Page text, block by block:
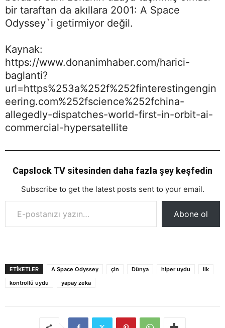
bir taraftan da akıllara 2001: A Space
Odyssey`i getirmiyor değil.
Kaynak:
https://www.donanimhaber.com/harici-
baglanti?
url=https%253a%252f%252finterestingengin
eering.com%252fscience%252fchina-
allegedly-dispatches-world-first-in-orbit-ai-
commercial-hypersatellite
Capslock TV sitesinden daha fazla şey keşfedin
Subscribe to get the latest posts sent to your email.
E-postanızı yazın…
Abone ol
ETIKETLER A Space Odyssey çin Dünya hiper uydu
ilk
kontrollü uydu
yapay zeka